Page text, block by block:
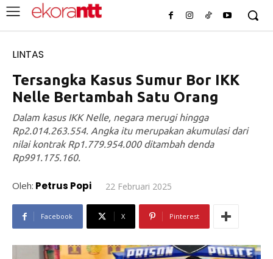
LINTAS
Tersangka Kasus Sumur Bor IKK
Nelle Bertambah Satu Orang
Dalam kasus IKK Nelle, negara merugi hingga
Rp2.014.263.554. Angka itu merupakan akumulasi dari
nilai kontrak Rp1.779.954.000 ditambah denda
Rp991.175.160.
Oleh: Petrus Popi 22 Februari 2025
Facebook X Pinterest